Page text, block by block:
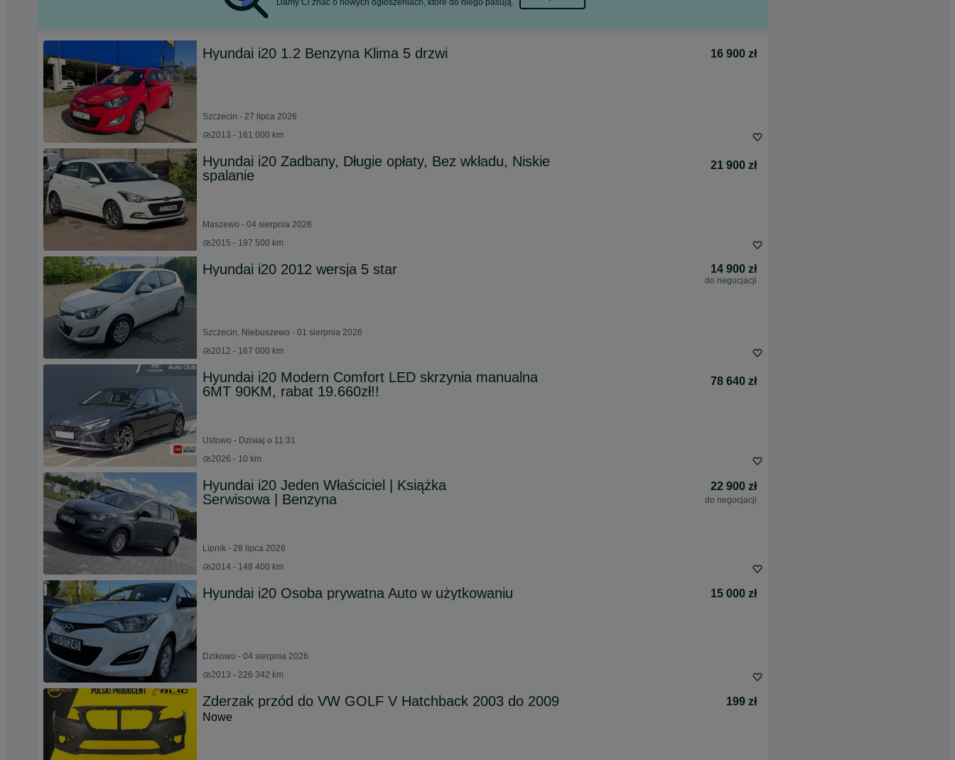
Damy Ci znać o nowych ogłoszeniach, które do niego pasują.
Hyundai i20 1.2 Benzyna Klima 5 drzwi 16 900 zł
Szczecin - 27 lipca 2026
2013 - 161 000 km
Hyundai i20 Zadbany, Długie opłaty, Bez wkładu, Niskie
spalanie
21 900 zł
Maszewo - 04 sierpnia 2026
2015 - 197 500 km
Hyundai i20 2012 wersja 5 star 14 900 zł
do negocjacji
Szczecin, Niebuszewo - 01 sierpnia 2026
2012 - 167 000 km
Hyundai i20 Modern Comfort LED skrzynia manualna
6MT 90KM, rabat 19.660zł!!
78 640 zł
Ustowo - Dzisiaj o 11:31
2026 - 10 km
Hyundai i20 Jeden Właściciel | Książka
Serwisowa | Benzyna
22 900 zł
do negocjacji
Lipnik - 28 lipca 2026
2014 - 148 400 km
Hyundai i20 Osoba prywatna Auto w użytkowaniu 15 000 zł
Dzikowo - 04 sierpnia 2026
2013 - 226 342 km
Zderzak przód do VW GOLF V Hatchback 2003 do 2009
199 zł
Nowe